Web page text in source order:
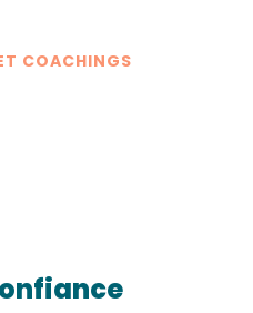
COACHINGS